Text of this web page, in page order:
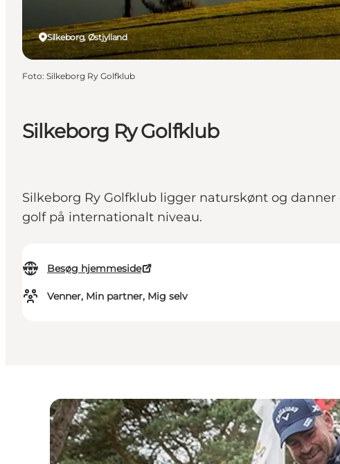
Silkeborg Ry Golfklub
Silkeborg Ry Golfklub ligger naturskønt og
golf på internationalt niveau.
Besøg hjemmeside
Venner, Min partner, Mig selv
Silkeborg, Østjylland
Foto: Silkeborg Ry Golfklub